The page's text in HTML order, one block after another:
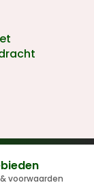
voorwaarden